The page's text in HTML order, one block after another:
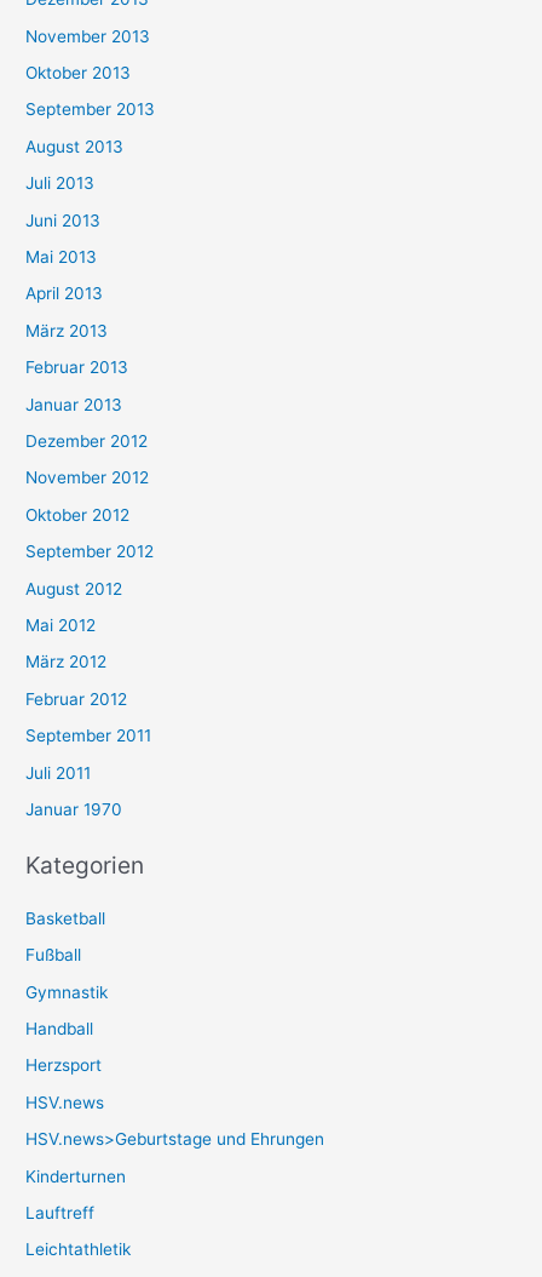
November 2013
Oktober 2013
September 2013
August 2013
Juli 2013
Juni 2013
Mai 2013
April 2013
März 2013
Februar 2013
Januar 2013
Dezember 2012
November 2012
Oktober 2012
September 2012
August 2012
Mai 2012
März 2012
Februar 2012
September 2011
Juli 2011
Januar 1970
Kategorien
Basketball
Fußball
Gymnastik
Handball
Herzsport
HSV.news
HSV.news>Geburtstage und Ehrungen
Kinderturnen
Lauftreff
Leichtathletik